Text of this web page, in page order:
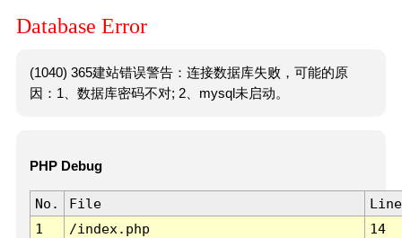
Database Error
(1040) 365建站错误警告：连接数据库失败，可能的原
因：1、数据库密码不对; 2、mysql未启动。
PHP Debug
No. File
Line
1
/index.php 14